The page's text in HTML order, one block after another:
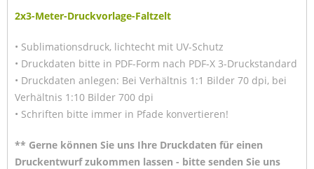
2x3-Meter-Druckvorlage-Faltzelt
• Sublimationsdruck, lichtecht mit UV-Schutz
• Druckdaten bitte in PDF-Form nach PDF-X 3-Druckstandard
• Druckdaten anlegen: Bei Verhältnis 1:1 Bilder 70 dpi, bei
Verhältnis 1:10 Bilder 700 dpi
• Schriften bitte immer in Pfade konvertieren!
** Gerne können Sie uns Ihre Druckdaten für einen
Druckentwurf zukommen lassen - bitte senden Sie uns